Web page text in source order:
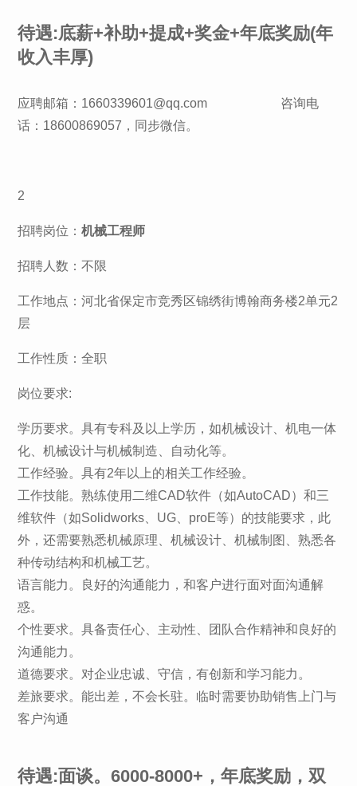
待遇:底薪+补助+提成+奖金+年底奖励(年
收入丰厚)
应聘邮箱：1660339601@qq.com 咨询电
话：18600869057，同步微信。
2
招聘岗位：机械工程师
招聘人数：不限
工作地点：河北省保定市竞秀区锦绣街博翰商务楼2单元2
层
工作性质：全职
岗位要求:
学历要求。具有专科及以上学历，如机械设计、机电一体
化、机械设计与机械制造、自动化等。
工作经验。具有2年以上的相关工作经验。
工作技能。熟练使用二维CAD软件（如AutoCAD）和三
维软件（如Solidworks、UG、proE等）的技能要求，此
外，还需要熟悉机械原理、机械设计、机械制图、熟悉各
种传动结构和机械工艺。
语言能力。良好的沟通能力，和客户进行面对面沟通解
惑。
个性要求。具备责任心、主动性、团队合作精神和良好的
沟通能力。
道德要求。对企业忠诚、守信，有创新和学习能力。
差旅要求。能出差，不会长驻。临时需要协助销售上门与
客户沟通
待遇:面谈。6000-8000+，年底奖励，双